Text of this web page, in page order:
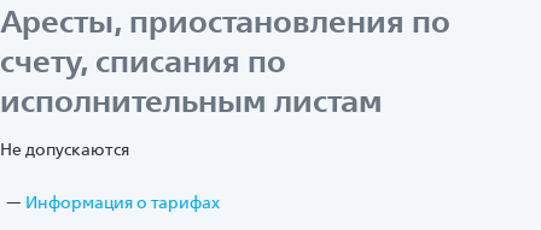
Аресты, приостановления по
счету, списания по
исполнительным листам
Не допускаются
Информация о тарифах